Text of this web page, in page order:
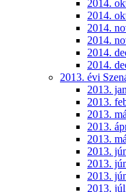
2014.
2014.
2014.
2014.
2014.
2014.
2013. évi
2013.
2013.
2013.
2013.
2013.
2013.
2013.
2013.
2013.